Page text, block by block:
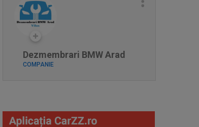
Dezmembrari BMW Arad
COMPANIE